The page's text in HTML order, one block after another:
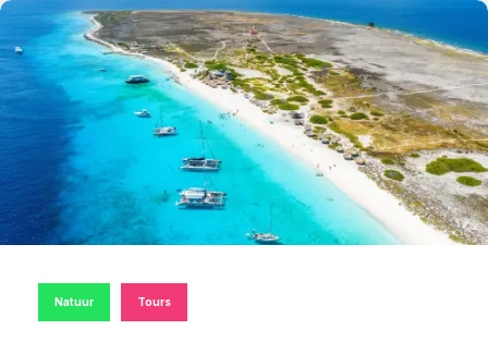
Natuur Tours